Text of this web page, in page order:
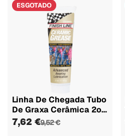
ESGOTADO
Linha De Chegada Tubo
De Graxa Cerâmica 2oz
60gr
7,62 €9,52 €